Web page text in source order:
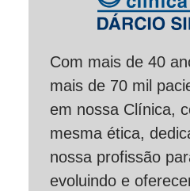
Com mais de 40
mais de 70 mil
em nossa Clínica,
mesma ética,
nossa profissão
evoluindo e